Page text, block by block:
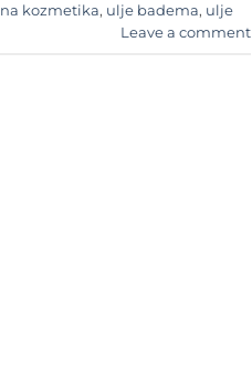
kozmetika, ulje badema, ulje
Leave a comment